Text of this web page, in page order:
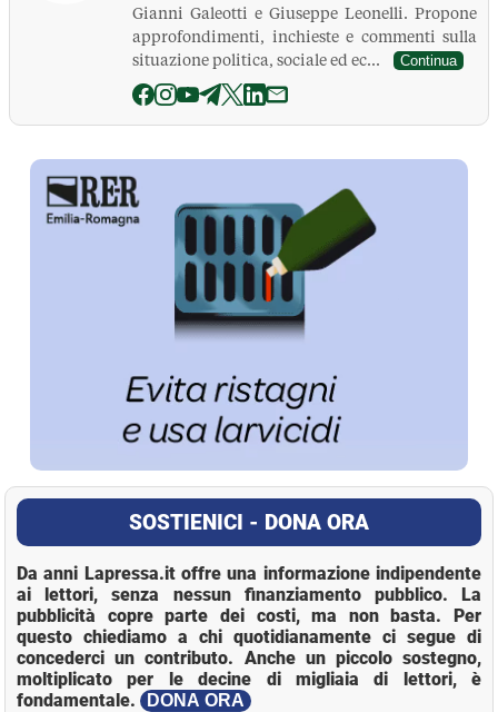
Gianni Galeotti e Giuseppe Leonelli. Propone
approfondimenti, inchieste e commenti sulla
situazione politica, sociale ed ec...
Continua
La Pressa
SOSTIENICI - DONA ORA
Da anni Lapressa.it offre una informazione indipendente
ai lettori, senza nessun finanziamento pubblico. La
pubblicità copre parte dei costi, ma non basta. Per
questo chiediamo a chi quotidianamente ci segue di
concederci un contributo. Anche un piccolo sostegno,
moltiplicato per le decine di migliaia di lettori, è
fondamentale.
DONA ORA